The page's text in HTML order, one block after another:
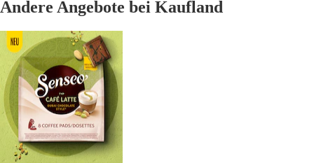
Andere Angebote bei Kaufland